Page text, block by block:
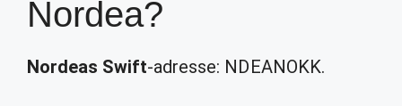
Nordea?
Nordeas Swift-adresse: NDEANOKK.